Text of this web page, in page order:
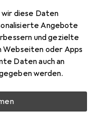
wir diese Daten
Angebote
und gezielte
Webseiten oder Apps
Daten auch an
werden.
0